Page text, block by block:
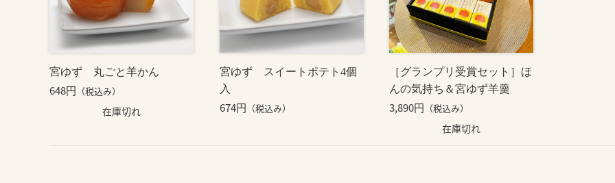
宮ゆず 丸ごと羊かん
648円 （税込み）
在庫切れ
宮ゆず スイートポテト4個
入
674円 （税込み）
［グランプリ受賞セット］ほ
んの気持ち＆宮ゆず羊羹
3,890円 （税込み）
在庫切れ